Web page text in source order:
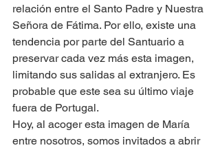
relación entre el Santo Padre y Nuestra
Señora de Fátima. Por ello, existe una
tendencia por parte del Santuario a
preservar cada vez más esta imagen,
limitando sus salidas al extranjero. Es
probable que este sea su último viaje
fuera de Portugal.
Hoy, al acoger esta imagen de María
entre nosotros, somos invitados a abrir